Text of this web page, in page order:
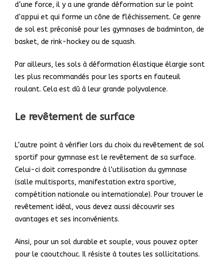
d’une force, il y a une grande déformation sur le point
d’appui et qui forme un cône de fléchissement. Ce genre
de sol est préconisé pour les gymnases de badminton, de
basket, de rink-hockey ou de squash.
Par ailleurs, les sols à déformation élastique élargie sont
les plus recommandés pour les sports en fauteuil
roulant. Cela est dû à leur grande polyvalence.
Le revêtement de surface
L’autre point à vérifier lors du choix du revêtement de sol
sportif pour gymnase est le revêtement de sa surface.
Celui-ci doit correspondre à l’utilisation du gymnase
(salle multisports, manifestation extra sportive,
compétition nationale ou internationale). Pour trouver le
revêtement idéal, vous devez aussi découvrir ses
avantages et ses inconvénients.
Ainsi, pour un sol durable et souple, vous pouvez opter
pour le caoutchouc. Il résiste à toutes les sollicitations.